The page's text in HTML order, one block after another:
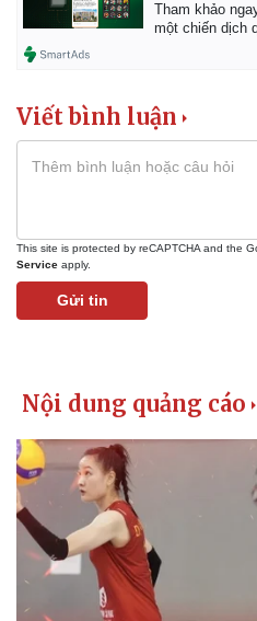
Bất động sản
Tham khảo
một chiến dịch
Viết bình luận
This site is protected by reCAPTCHA and the
Service apply.
Gửi tin